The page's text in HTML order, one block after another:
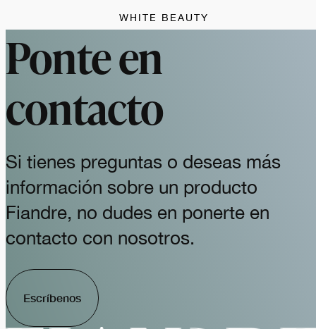
WHITE BEAUTY
Ponte en
contacto
Si tienes preguntas o deseas más
información sobre un producto
Fiandre, no dudes en ponerte en
contacto con nosotros.
Escríbenos